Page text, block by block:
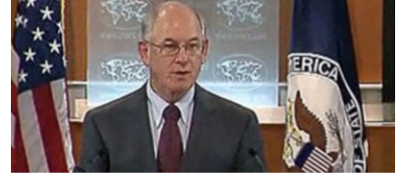
فرهنگ و زندگی
حقوق شهروندی
اقتصادی
علم و فناوری
اسرائیل در جنگ
مستندها
انتخابات ریاست جمهوری آمریکا ۲۰۲۴
حمله جمهوری اسلامی به اسرائیل
رمز مهسا
ورزش زنان در ایران
دنبال کنید
زبانهای مختلف